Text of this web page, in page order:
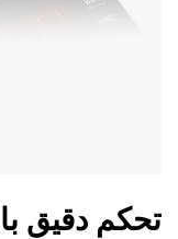
تحكم دقيق